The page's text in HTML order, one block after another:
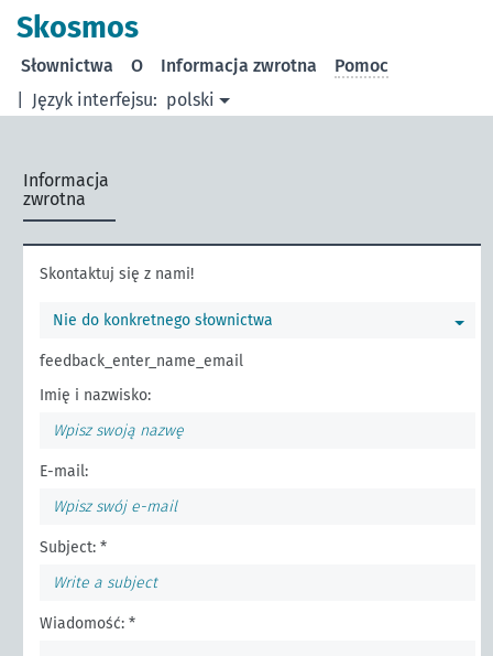
Skosmos
Język interfejsu: polski
Słownictwa O Informacja zwrotna Pomoc
Informacja
zwrotna
Skontaktuj się z nami!
Nie do konkretnego słownictwa
feedback_enter_name_email
Imię i nazwisko:
E-mail:
Subject: *
Wiadomość: *